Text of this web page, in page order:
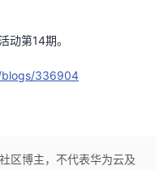
动第14期。
blogs/336904
区博主，不代表华为云及